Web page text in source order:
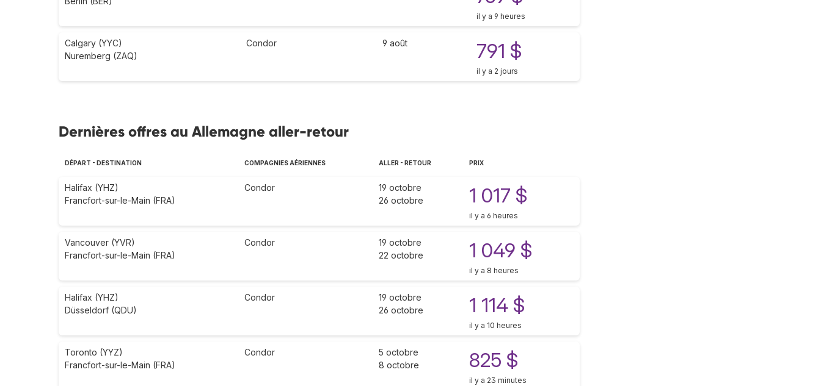
il y a 9 heures
Calgary (YYC)
Nuremberg (ZAQ)
Condor 9 août 791 $
il y a 2 jours
Dernières offres au Allemagne aller-retour
DÉPART - DESTINATION COMPAGNIES AÉRIENNES ALLER - RETOUR PRIX
Halifax (YHZ)
Francfort-sur-le-Main (FRA)
Condor
19 octobre
26 octobre
1 017 $
il y a 6 heures
Vancouver (YVR)
Francfort-sur-le-Main (FRA)
Condor
19 octobre
22 octobre
1 049 $
il y a 8 heures
Halifax (YHZ)
Düsseldorf (QDU)
Condor
19 octobre
26 octobre
1 114 $
il y a 10 heures
Toronto (YYZ)
Francfort-sur-le-Main (FRA)
Condor
5 octobre
8 octobre
825 $
il y a 23 minutes